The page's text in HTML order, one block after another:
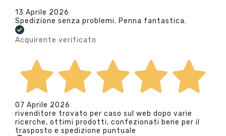
13 Aprile 2026
Spedizione senza problemi. Penna fantastica.
Acquirente verificato
07 Aprile 2026
rivenditore trovato per caso sul web dopo varie
ricerche, ottimi prodotti, confezionati bene per il
trasposto e spedizione puntuale